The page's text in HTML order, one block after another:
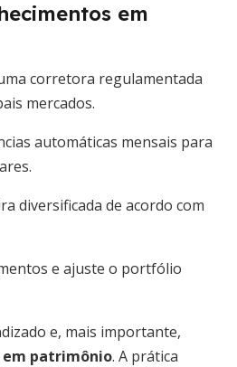
em
corretora regulamentada
mercados.
automáticas mensais para
diversificada de acordo com
e ajuste o portfólio
e, mais importante,
em patrimônio. A prática